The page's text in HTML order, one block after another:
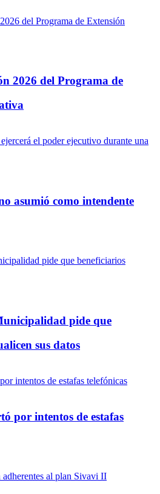
2026 del Programa de
asumió como intendente
pide que
sus datos
por intentos de estafas